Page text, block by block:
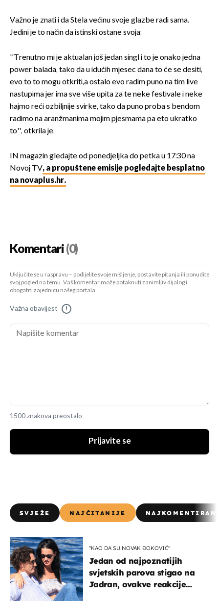
Važno je znati i da Stela većinu svoje glazbe radi sama.
Jedini je to način da istinski ostane svoja:
''Trenutno mi je aktualan još jedan singl i to je onako jedna
power balada, tako da u idućih mjesec dana to će se desiti,
evo to to mogu otkriti,a ostalo evo radim puno na tim live
nastupima jer ima sve više upita za te neke festivale i neke
hajmo reći ozbiljnije svirke, tako da puno proba s bendom
radimo na aranžmanima mojim pjesmama pa eto ukratko
to'', otkrila je.
IN magazin gledajte od ponedjeljka do petka u 17:30 na
Novoj TV, a propuštene emisije pogledajte besplatno
na novaplus.hr.
Komentari(0)
Uključite se u raspravu – podijelite svoje mišljenje, postavite pitanja ili ponudite
svoj pogled na temu. Vaš komentar može potaknuti zanimljiv dijalog i
obogatiti zajednicu našeg portala.
Važna obavijest !
1500 znakova preostalo
Prijavite se
SVJEŽE NAJČITANIJE
"KAO DA SU NOVAK ĐOKOVIĆ"
Jedan od najpoznatijih
svjetskih parova stigao na
Jadran, ovakve reakcije